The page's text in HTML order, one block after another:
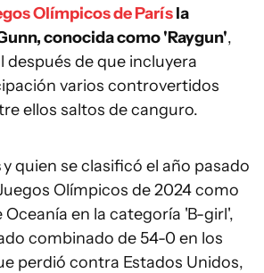
Olímpicos de Parísla
conocida como 'Raygun',
después de que incluyera
varios controvertidos
ellos saltos de canguro.
y quien se clasificó el año pasado
Olímpicos de 2024 como
en la categoría 'B-girl',
combinado de 54-0 en los
perdió contra Estados Unidos,